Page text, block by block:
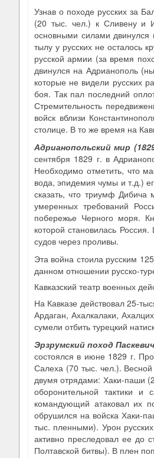
Узнав о походе русских за
(20 тыс. чел.) к Сливену и
основными силами двинулся
тылу у русских не осталось
русской армии (за время
двинулся на Адрианополь
которые не видели русских
боя. Так пал последний
Стремительность
войск вблизи
столице. В то же время на
Адрианопольский мир
сентября 1829 г. в
Необходимо отметить, что
вода, эпидемия чумы и т.д.)
сказать, что триумф Дибича
умеренных требований
побережье Черного моря.
которой становилась
судов через проливы.
Эта война стоила русским
данном отношении русско-
Кавказский театр военных
На Кавказе действовал 25-
Ардаган, Ахалкалаки,
сумели отбить турецкий
Эрзрумский поход
состоялся в июне 1829 г.
Салеха (70 тыс. чел.). Весной
двумя отрядами: Хаки-паши
оборонительной тактики и
командующий атаковал их
обрушился на войска Хаки-
тыс. пленными). Урон
активно преследовал ее до
Полтавской битвы). В плен